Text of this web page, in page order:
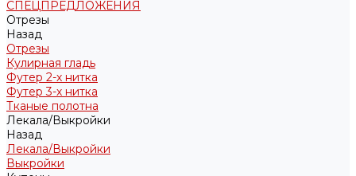
СПЕЦПРЕДЛОЖЕНИЯ
Отрезы
Назад
Отрезы
Кулирная гладь
Футер 2-х нитка
Футер 3-х нитка
Тканые полотна
Лекала/Выкройки
Назад
Лекала/Выкройки
Выкройки